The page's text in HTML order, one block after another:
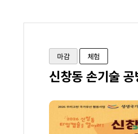
마감 체험
신창동 손기술